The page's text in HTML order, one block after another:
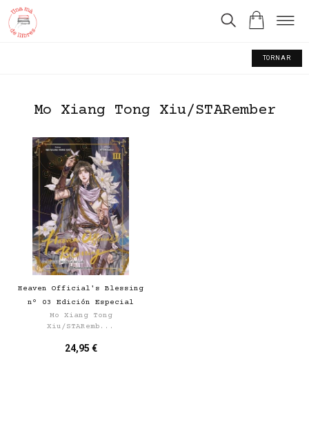
TORNAR
Mo Xiang Tong Xiu/STARember
Heaven Official's Blessing
nº 03 Edición Especial
Mo Xiang Tong
Xiu/STARemb...
24,95 €